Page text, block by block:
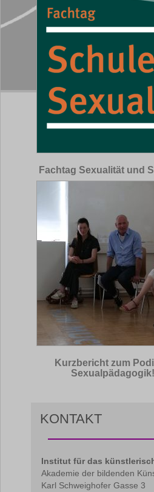
Fachtag Sexualität und
Kurzbericht zum
KONTAKT
Institut für das
Akademie der bildenden
Karl Schweighofer Gasse 3